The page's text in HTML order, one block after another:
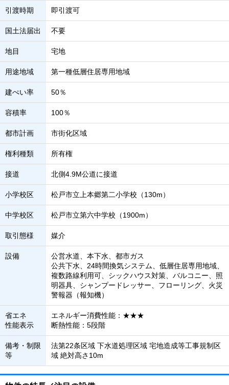
引渡時期 即引渡可
国土法届出 不要
地目 宅地
用途地域 第一種低層住居専用地域
建ぺい率 50％
容積率 100％
都市計画 市街化区域
権利種類 所有権
接道 北側4.9M公道に接道
小学校区 松戸市立上本郷第二小学校（130m）
中学校区 松戸市立第六中学校（1900m）
取引態様 媒介
設備
公営水道、本下水、都市ガス
公共下水、24時間換気システム、低層住居専用地域、
複数路線利用可、シックハウス対策、バルコニー、照
明器具、シャンプードレッサー、フローリング、火災
警報器（報知機）
省エネ
性能表示
エネルギー消費性能：★★★
断熱性能：5段階
備考・制限
等
法第22条区域 下水道処理区域 宅地造成等工事規制区
域 絶対高さ10m